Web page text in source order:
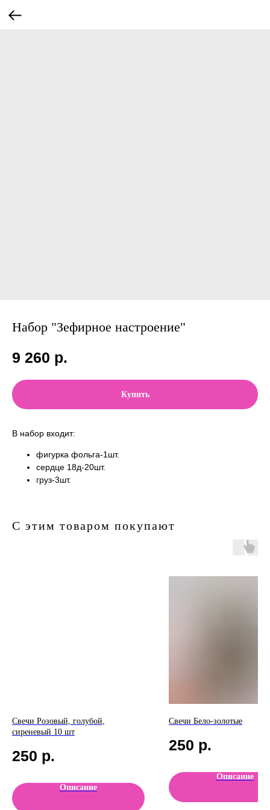
Набор "Зефирное настроение"
9 260 р.
Купить
В набор входит:
фигурка фольга-1шт.
сердце 18д-20шт.
груз-3шт.
С этим товаром покупают
Свечи Розовый, голубой,
сиреневый 10 шт
250 р.
Описание
Свечи Бело-золотые
250 р.
Описание